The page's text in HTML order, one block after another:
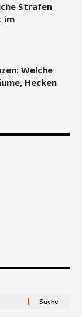
Strafen
im
Welche
Hecken